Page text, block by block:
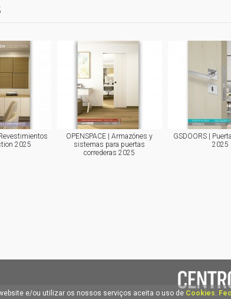
2025
OPENSPACE | Armazónes y
sistemas para puertas
correderas 2025
GSDOORS |
2025
e/ou utilizar os nossos serviços aceita o uso de Cookies.